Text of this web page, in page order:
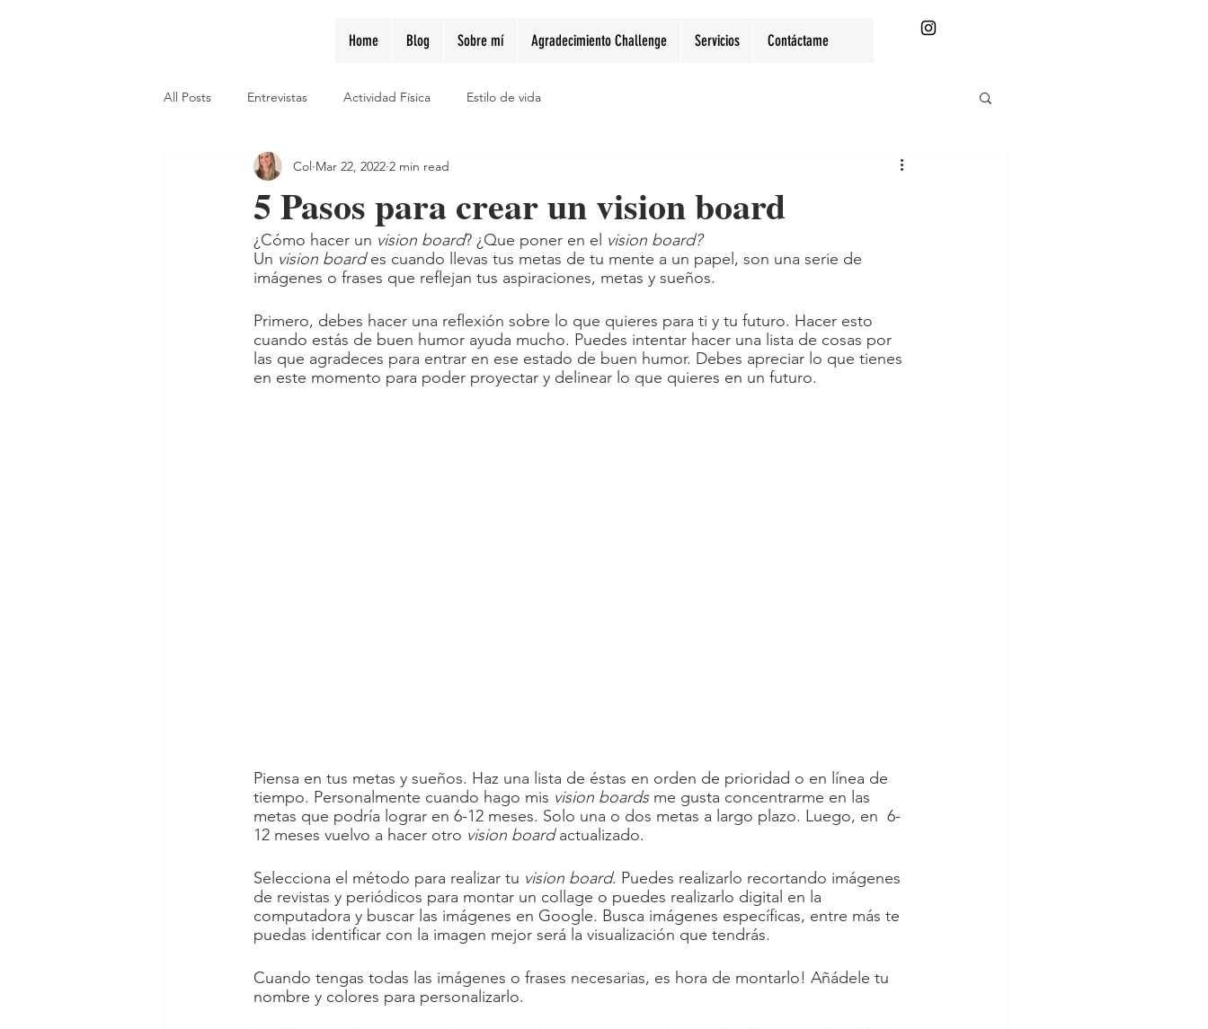
Home Blog Sobre mí Agradecimiento Challenge Servicios Contáctame
All Posts Entrevistas Actividad Física Estilo de vida
5 Pasos para crear un vision board
Col Mar 22, 2022 2 min read
¿Cómo hacer un vision board? ¿Que poner en el vision board?
Un vision board es cuando llevas tus metas de tu mente a un papel, son una serie de
imágenes o frases que reflejan tus aspiraciones, metas y sueños.
Primero, debes hacer una reflexión sobre lo que quieres para ti y tu futuro. Hacer esto
cuando estás de buen humor ayuda mucho. Puedes intentar hacer una lista de cosas por
las que agradeces para entrar en ese estado de buen humor. Debes apreciar lo que tienes
en este momento para poder proyectar y delinear lo que quieres en un futuro.
Piensa en tus metas y sueños. Haz una lista de éstas en orden de prioridad o en línea de
tiempo. Personalmente cuando hago mis vision boards me gusta concentrarme en las
metas que podría lograr en 6-12 meses. Solo una o dos metas a largo plazo. Luego, en  6-
12 meses vuelvo a hacer otro vision board actualizado.
Selecciona el método para realizar tu vision board. Puedes realizarlo recortando imágenes
de revistas y periódicos para montar un collage o puedes realizarlo digital en la
computadora y buscar las imágenes en Google. Busca imágenes específicas, entre más te
puedas identificar con la imagen mejor será la visualización que tendrás.
Cuando tengas todas las imágenes o frases necesarias, es hora de montarlo! Añádele tu
nombre y colores para personalizarlo.